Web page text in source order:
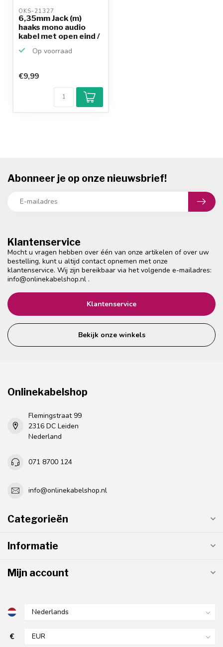
OKS-21327
6,35mm Jack (m)
haaks mono audio
kabel met open eind /
Op voorraad
€9,99
Klantenservice
Mocht u vragen hebben over één van onze artikelen of over uw
bestelling, kunt u altijd contact opnemen met onze
klantenservice. Wij zijn bereikbaar via het volgende e-mailadres:
info@onlinekabelshop.nl .
Klantenservice
Bekijk onze winkels
Abonneer je op onze nieuwsbrief!
Onlinekabelshop
Flemingstraat 99
2316 DC Leiden
Nederland
071 8700 124
info@onlinekabelshop.nl
Categorieën
Informatie
Mijn account
€